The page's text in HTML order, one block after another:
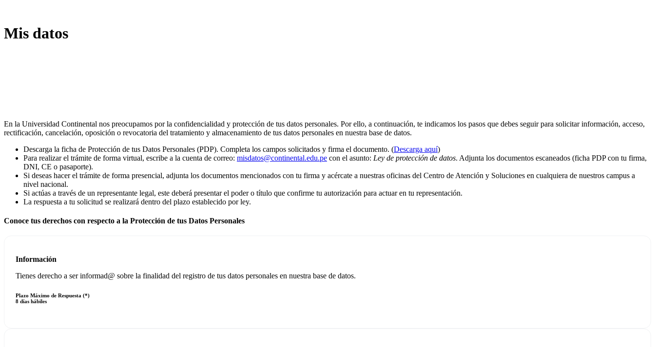
Mis datos
En la Universidad Continental nos preocupamos por la confidencialidad y protección de tus datos personales. Por ello, a continuación, te indicamos los pasos que debes seguir para solicitar información, acceso,
rectificación, cancelación, oposición o revocatoria del tratamiento y almacenamiento de tus datos personales en nuestra base de datos.
Descarga la ficha de Protección de tus Datos Personales (PDP). Completa los campos solicitados y firma el documento. (Descarga aquí)
Para realizar el trámite de forma virtual, escribe a la cuenta de correo: misdatos@continental.edu.pe con el asunto: Ley de protección de datos. Adjunta los documentos escaneados (ficha PDP con tu firma,
DNI, CE o pasaporte).
Si deseas hacer el trámite de forma presencial, adjunta los documentos mencionados con tu firma y acércate a nuestras oficinas del Centro de Atención y Soluciones en cualquiera de nuestros campus a
nivel nacional.
Si actúas a través de un representante legal, este deberá presentar el poder o título que confirme tu autorización para actuar en tu representación.
La respuesta a tu solicitud se realizará dentro del plazo establecido por ley.
Conoce tus derechos con respecto a la Protección de tus Datos Personales
Información
Tienes derecho a ser informad@ sobre la finalidad del registro de tus datos personales en nuestra base de datos.
Plazo Máximo de Respuesta (*)
8 días hábiles